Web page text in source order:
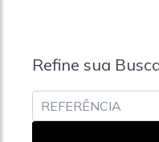
Refine sua